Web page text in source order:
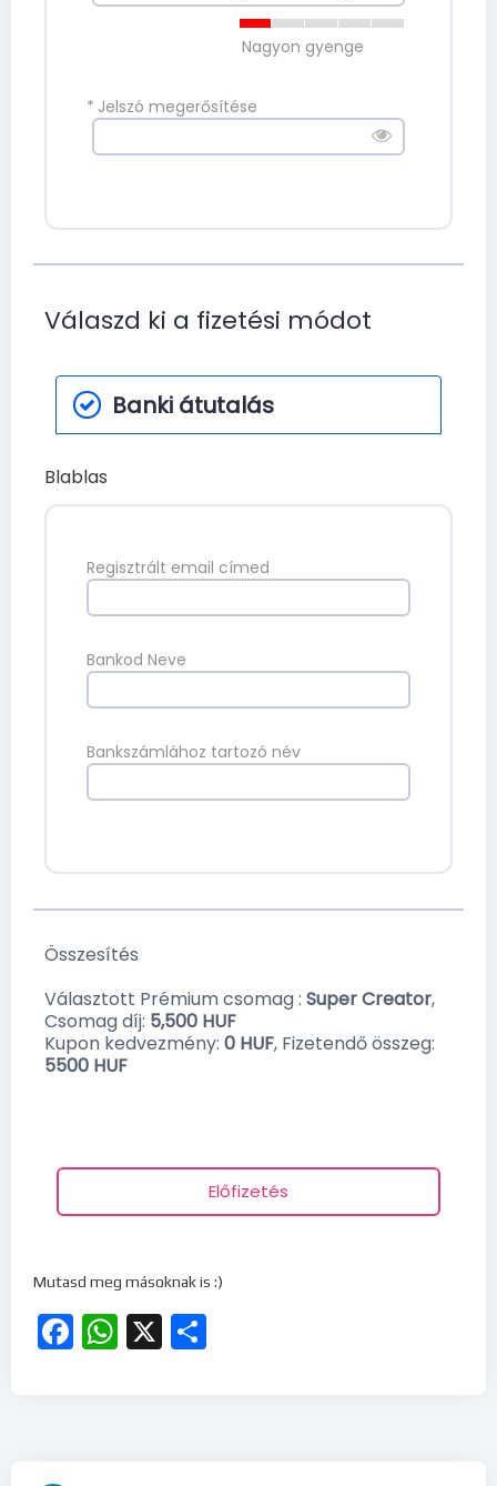
Nagyon gyenge
* Jelszó megerősítése
Válaszd ki a fizetési módot
Banki átutalás
Blablas
Regisztrált email címed
Bankod Neve
Bankszámlához tartozó név
Összesítés
Választott Prémium csomag : Super Creator,
Csomag díj: 5,500 HUF
Kupon kedvezmény: 0 HUF, Fizetendő összeg:
5500 HUF
Előfizetés
Mutasd meg másoknak is :)
Facebook
WhatsApp
X